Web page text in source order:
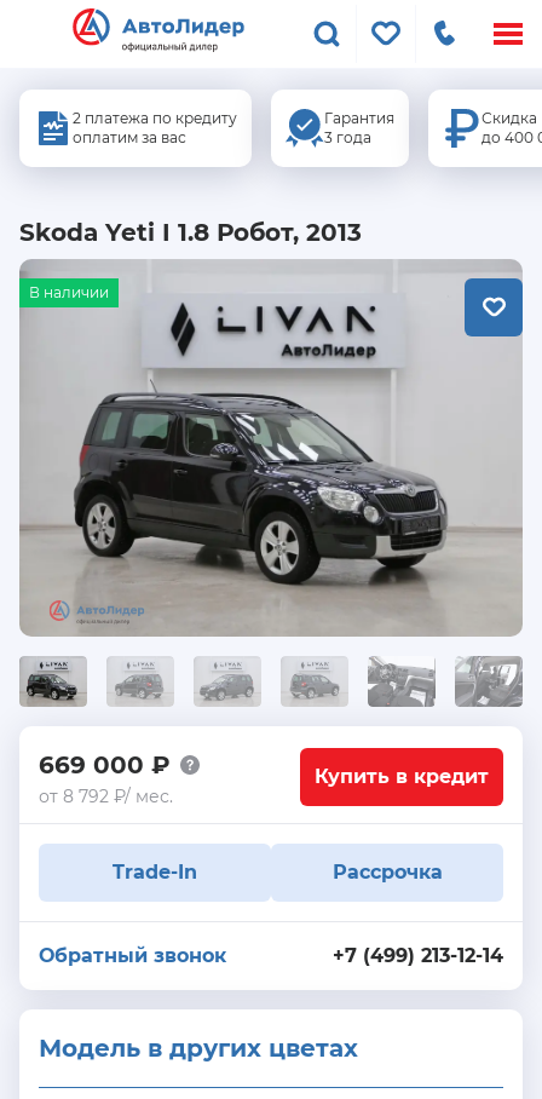
2 платежа по кредиту
оплатим за вас
Гарантия
3 года
Скидка
до 400
Skoda Yeti I 1.8 Робот, 2013
В наличии
669 000 ₽
от 8 792 ₽/ мес.
Купить в кредит
Trade-In Рассрочка
+7 (499) 213-12-14
Обратный звонок
Модель в других цветах